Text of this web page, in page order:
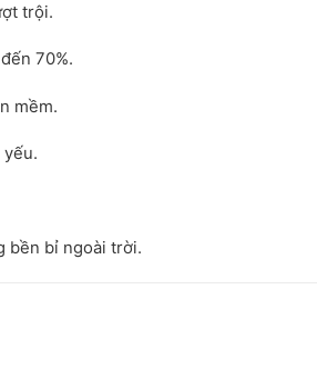
trội.
70%.
mềm.
bền bỉ ngoài trời.